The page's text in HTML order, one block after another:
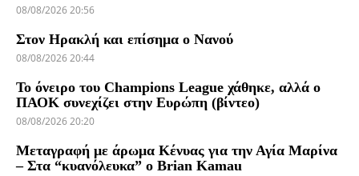
08/08/2026 20:56
Στον Ηρακλή και επίσημα ο Νανού
08/08/2026 20:44
Το όνειρο του Champions League χάθηκε, αλλά ο
ΠΑΟΚ συνεχίζει στην Ευρώπη (βίντεο)
08/08/2026 20:20
Μεταγραφή με άρωμα Κένυας για την Αγία Μαρίνα
– Στα “κυανόλευκα” ο Brian Kamau